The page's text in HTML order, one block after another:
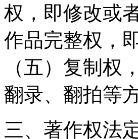
权，即修改或
作品完整权，
（五）复制权
翻录、翻拍等
三、著作权法